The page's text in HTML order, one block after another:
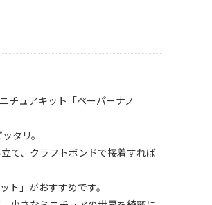
チュアキット「ペーパーナノ
タリ。
て、クラフトボンドで接着すれば
ト」がおすすめです。